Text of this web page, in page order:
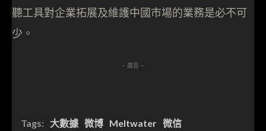
聽工具對企業拓展及維護中國市場的業務是必不可
少。
- 廣告 -
Tags: 大數據 微博 Meltwater 微信